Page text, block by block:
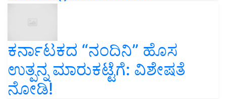
ಕರ್ನಾಟಕದ “ನಂದಿನಿ” ಹೊಸ
ಉತ್ಪನ್ನ ಮಾರುಕಟ್ಟೆಗೆ: ವಿಶೇಷತೆ
ನೋಡಿ!